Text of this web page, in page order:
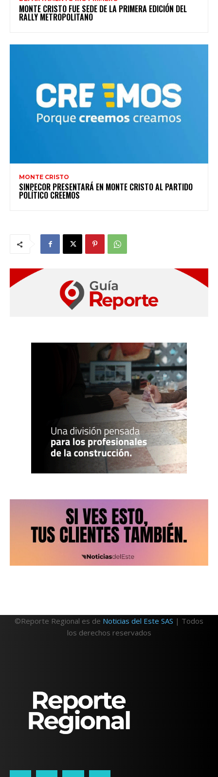
MONTE CRISTO FUE SEDE DE LA PRIMERA EDICIÓN DEL
RALLY METROPOLITANO
MONTE CRISTO
SINPECOR PRESENTARÁ EN MONTE CRISTO AL PARTIDO
POLÍTICO CREEMOS
©Reporte Regional es de Noticias del Este SAS | Todos
los derechos reservados